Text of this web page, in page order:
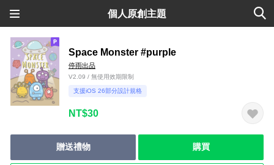
個人原創主題
Space Monster #purple
停雨出品
V2.09 / 無使用效期限制
支援iOS 26部分設計規格
NT$30
贈送禮物 購買